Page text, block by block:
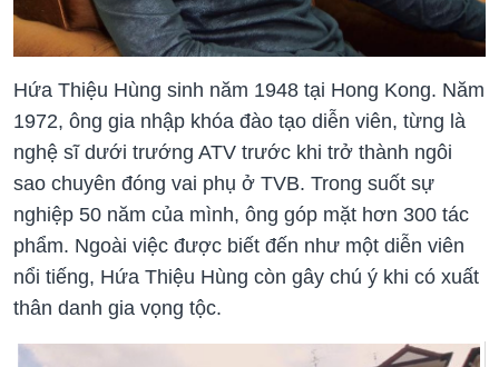
Hứa Thiệu Hùng sinh năm 1948 tại Hong Kong. Năm
1972, ông gia nhập khóa đào tạo diễn viên, từng là
nghệ sĩ dưới trướng ATV trước khi trở thành ngôi
sao chuyên đóng vai phụ ở TVB. Trong suốt sự
nghiệp 50 năm của mình, ông góp mặt hơn 300 tác
phẩm. Ngoài việc được biết đến như một diễn viên
nổi tiếng, Hứa Thiệu Hùng còn gây chú ý khi có xuất
thân danh gia vọng tộc.